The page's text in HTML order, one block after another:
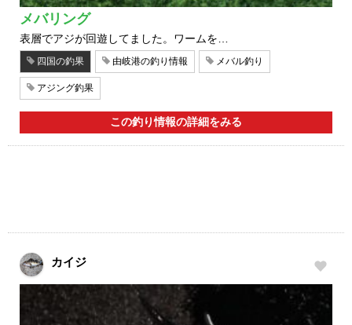
メバリング
表層でアジが回遊してました。ワームを…
四国の釣果 由岐港の釣り情報 メバル釣り
アジング釣果
この釣り情報の詳細をみる
カイジ